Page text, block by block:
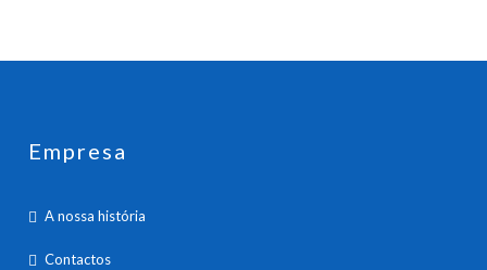
Empresa
A nossa história
Contactos